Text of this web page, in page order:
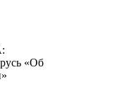
«Об